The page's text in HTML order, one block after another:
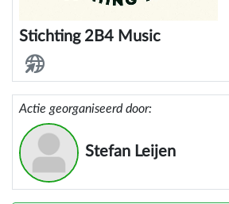
Stichting 2B4 Music
Actie georganiseerd door:
Stefan Leijen